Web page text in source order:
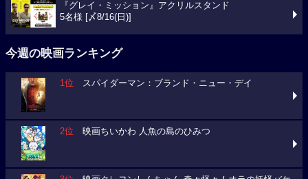
『グレイ・ミッション』アクリルスタンド
5名様 [〆8/16(日)]
今週の映画ランキング
1位 スパイダーマン：ブランド・ニュー・デイ
2位 映画ちいかわ 人魚の島のひみつ